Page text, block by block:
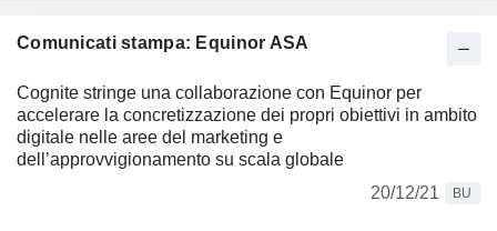
Comunicati stampa: Equinor ASA
Cognite stringe una collaborazione con Equinor per
accelerare la concretizzazione dei propri obiettivi in ambito
digitale nelle aree del marketing e
dell’approvvigionamento su scala globale
20/12/21
BU